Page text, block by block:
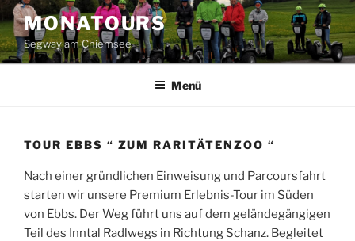
Zum
Inhalt
springen
MONATOURS
Segway am Chiemsee
Menü
TOUR EBBS “ ZUM RARITÄTENZOO “
Nach einer gründlichen Einweisung und Parcoursfahrt
starten wir unsere Premium Erlebnis-Tour im Süden
von Ebbs. Der Weg führt uns auf dem geländegängigen
Teil des Inntal Radlwegs in Richtung Schanz. Begleitet